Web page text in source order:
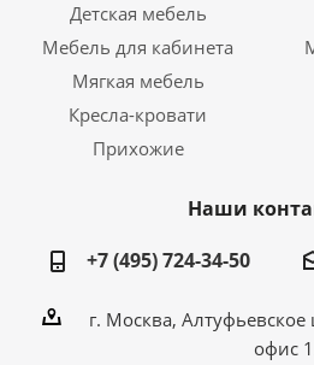
Детская мебель
Мебель для кабинета
Мягкая мебель
Кресла-кровати
Прихожие
Наши
+7 (495) 724-34-50
г. Москва,
офис